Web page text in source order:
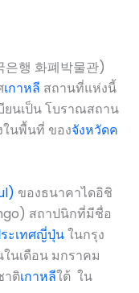
행 화폐박물관)
เกาหลี สถานที่แห่งนี้
นเป็น โบราณสถาน
ในพื้นที่ ของจังหวัดค
ของธนาคาไดอิชิ
สถาปนิกที่มีชื่อ
ะเทศญี่ปุ่นในกรุง
ในเดือน มกราคม
าติเกาหลีใต้ ใน